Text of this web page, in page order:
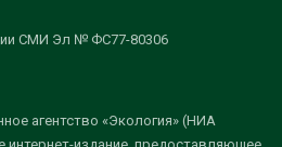
СМИ Эл № ФС77-80306
агентство «Экология» (НИА